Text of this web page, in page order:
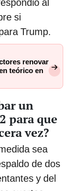
al
si
Trump.
renovar
teórico en
un
para que
vez?
sea
de dos
y del